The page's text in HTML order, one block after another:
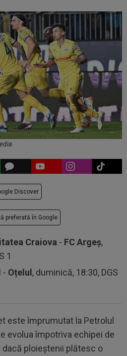
Discover
preferată în Google
Craiova - FC Argeș,
1
- Oțelul, duminică, 18:30, DGS
este împrumutat la Petrolul
evolua împotriva echipei de
dacă ploieștenii plătesc o